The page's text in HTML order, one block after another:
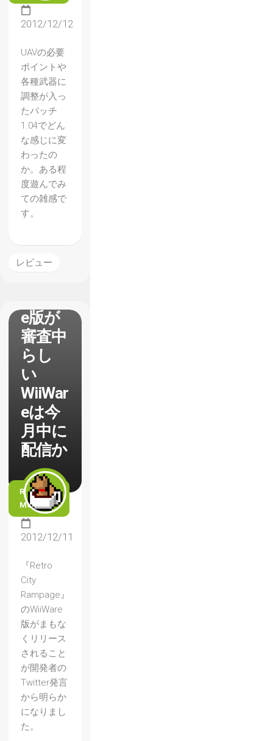
2012/12/12
UAVの必要
ポイントや
各種武器に
調整が入っ
たパッチ
1.04でどん
な感じに変
わったの
か。ある程
度遊んでみ
ての雑感で
す。
レビュー
『Retr
o City
Rampa
ge』の
XBLA
e版が
審査中
らし
い
WiiWar
eは今
月中に
配信か
READ
MORE
2012/12/11
『Retro
City
Rampage』
のWiiWare
版がまもな
くリリース
されること
が開発者の
Twitter発言
から明らか
になりまし
た。
【Stre
et
Fighter
X
Mega
Man】
ファミ
コン風